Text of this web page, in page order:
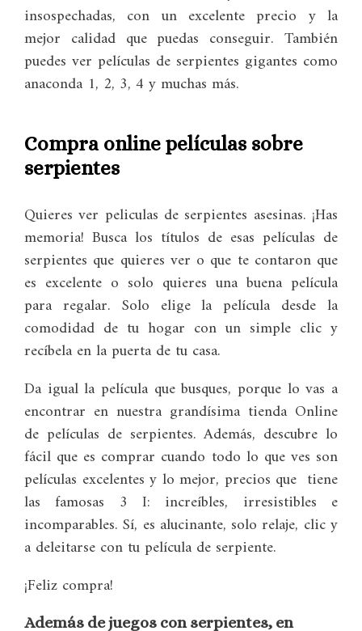
insospechadas, con un excelente precio y la
mejor calidad que puedas conseguir. También
puedes ver películas de serpientes gigantes como
anaconda 1, 2, 3, 4 y muchas más.
Compra online películas sobre
serpientes
Quieres ver peliculas de serpientes asesinas. ¡Has
memoria! Busca los títulos de esas películas de
serpientes que quieres ver o que te contaron que
es excelente o solo quieres una buena película
para regalar. Solo elige la película desde la
comodidad de tu hogar con un simple clic y
recíbela en la puerta de tu casa.
Da igual la película que busques, porque lo vas a
encontrar en nuestra grandísima tienda Online
de películas de serpientes. Además, descubre lo
fácil que es comprar cuando todo lo que ves son
películas excelentes y lo mejor, precios que tiene
las famosas 3 I: increíbles, irresistibles e
incomparables. Sí, es alucinante, solo relaje, clic y
a deleitarse con tu película de serpiente.
¡Feliz compra!
Además de juegos con serpientes, en